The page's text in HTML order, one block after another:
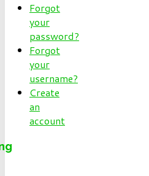
Forgot
your
password?
Forgot
your
username?
Create
an
account